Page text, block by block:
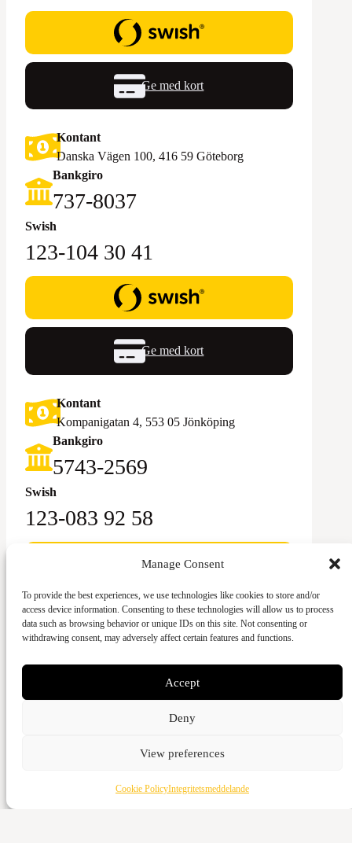
Manage Consent
To provide the best experiences, we use technologies like cookies to store and/or
access device information. Consenting to these technologies will allow us to process
data such as browsing behavior or unique IDs on this site. Not consenting or
withdrawing consent, may adversely affect certain features and functions.
Accept
Deny
View preferences
Cookie PolicyIntegritetsmeddelande
Ge med kort
Kontant
Danska Vägen 100, 416 59 Göteborg
Bankgiro
‪737-8037‬
Swish
123-104 30 41
Ge med kort
Kontant
Kompanigatan 4, 553 05 Jönköping
Bankgiro
5743-2569‬
Swish
123-083 92 58
Ge med kort
Kontant
Vattenverksvägen 44, 212 21 Malmö
123-643 95 66